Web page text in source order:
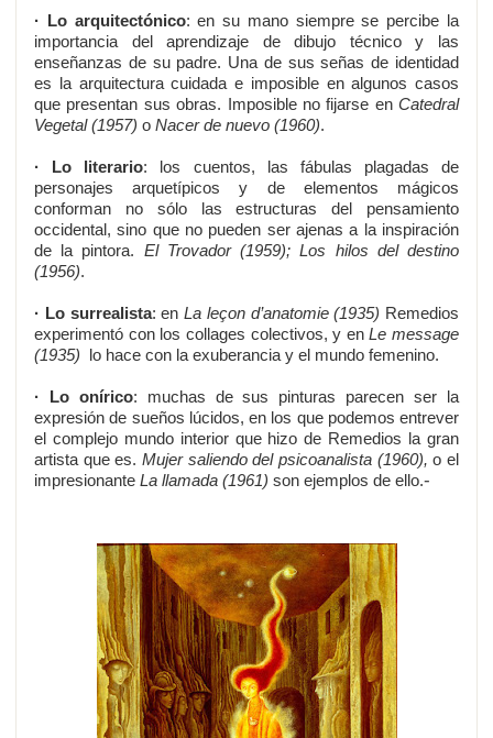
· Lo arquitectónico: en su mano siempre se percibe la
importancia del aprendizaje de dibujo técnico y las
enseñanzas de su padre. Una de sus señas de identidad
es la arquitectura cuidada e imposible en algunos casos
que presentan sus obras. Imposible no fijarse en Catedral
Vegetal (1957) o Nacer de nuevo (1960).
· Lo literario: los cuentos, las fábulas plagadas de
personajes arquetípicos y de elementos mágicos
conforman no sólo las estructuras del pensamiento
occidental, sino que no pueden ser ajenas a la inspiración
de la pintora. El Trovador (1959); Los hilos del destino
(1956).
· Lo surrealista: en La leçon d’anatomie (1935) Remedios
experimentó con los collages colectivos, y enLe message
(1935)
lo hace con la exuberancia y el mundo femenino.
· Lo onírico: muchas de sus pinturas parecen ser la
expresión de sueños lúcidos, en los que podemos entrever
el complejo mundo interior que hizo de Remedios la gran
artista que es. Mujer saliendo del psicoanalista (1960),o el
impresionante La llamada (1961) son ejemplos de ello.-